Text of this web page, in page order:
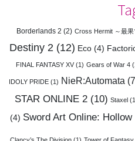
Borderlands 2 (2) Cross Hermit ～最果
Destiny 2 (12) Eco (4)
FINAL FANTASY XV(1) Gears of War 4
IDOLY PRIDE (1) NieR:Automata
STAR ONLINE 2(10) Staxel
(4) Sword Art Online: